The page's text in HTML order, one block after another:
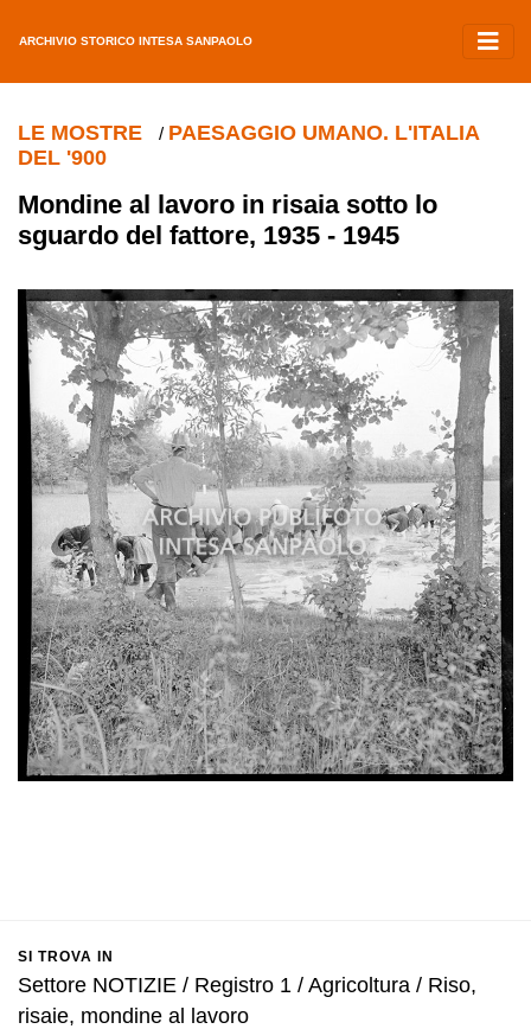
ARCHIVIO STORICO INTESA SANPAOLO
LE MOSTRE / PAESAGGIO UMANO. L'ITALIA
DEL '900
Mondine al lavoro in risaia sotto lo
sguardo del fattore, 1935 - 1945
SI TROVA IN
Settore NOTIZIE / Registro 1 / Agricoltura / Riso,
risaie, mondine al lavoro